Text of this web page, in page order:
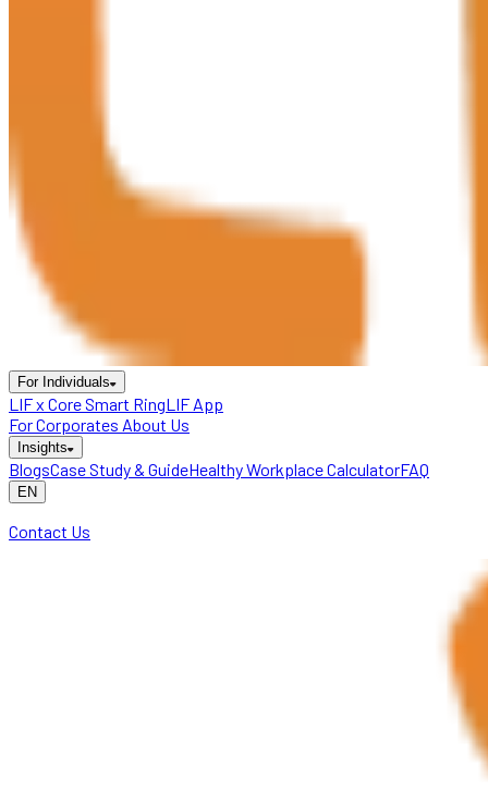
For Individuals
LIF x Core Smart RingLIF App
For Corporates About Us
Insights
BlogsCase Study & GuideHealthy Workplace CalculatorFAQ
EN
Contact Us